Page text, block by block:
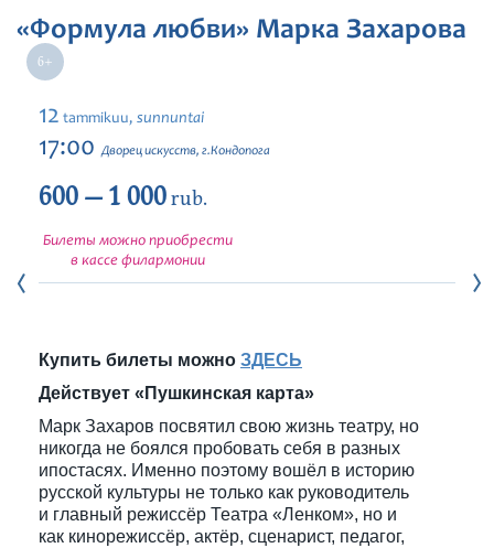
Konserttikalenteri
Festivaalit
«Формула любви» Марка Захарова
12 tammikuu, sunnuntai
17:00 Дворец искусств, г.Кондопога
600 — 1 000rub.
Билеты можно приобрести
в кассе филармонии
Купить билеты можно ЗДЕСЬ
Действует «Пушкинская карта»
Марк Захаров посвятил свою жизнь театру, но
никогда не боялся пробовать себя в разных
ипостасях. Именно поэтому вошёл в историю
русской культуры не только как руководитель
и главный режиссёр Театра «Ленком», но и
как кинорежиссёр, актёр, сценарист, педагог,